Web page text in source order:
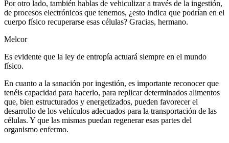
Por otro lado, también hablas de vehiculizar a través de la ingestión,
de procesos electrónicos que tenemos, ¿esto indica que podrían en el
cuerpo físico recuperarse esas células? Gracias, hermano.
Melcor
Es evidente que la ley de entropía actuará siempre en el mundo
físico.
En cuanto a la sanación por ingestión, es importante reconocer que
tenéis capacidad para hacerlo, para replicar determinados alimentos
que, bien estructurados y energetizados, pueden favorecer el
desarrollo de los vehículos adecuados para la transportación de las
células. Y que las mismas puedan regenerar esas partes del
organismo enfermo.